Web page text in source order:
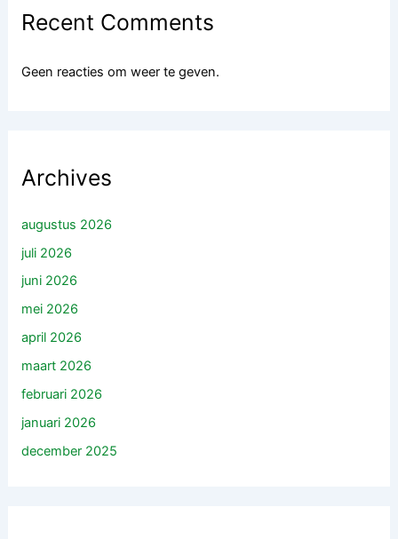
Recent Comments
Geen reacties om weer te geven.
Archives
augustus 2026
juli 2026
juni 2026
mei 2026
april 2026
maart 2026
februari 2026
januari 2026
december 2025